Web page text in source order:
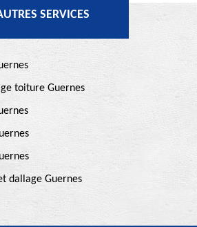
SERVICES
toiture Guernes
dallage Guernes